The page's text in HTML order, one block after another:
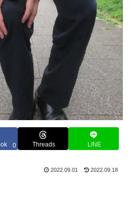
0 Threads LINE
2022.09.01 2022.09.18